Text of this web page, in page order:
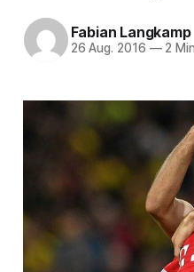
Fabian Langkamp
26 Aug. 2016 —2